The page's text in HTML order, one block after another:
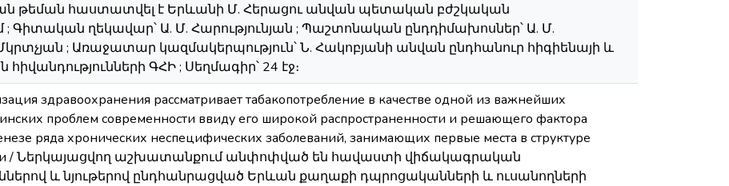
թեման հաստատվել է Երևանի Մ. Հերացու անվան պետական բժշկական
Գիտական ղեկավար՝ Ա. Մ. Հարությունյան ; Պաշտոնական ընդդիմախոսներ՝ Ա. Մ.
; Առաջատար կազմակերպություն՝ Ն. Հակոբյանի անվան ընդհանուր հիգիենայի և
ԳՀԻ ; Սեղմագիր՝ 24 էջ։
здравоохранения рассматривает табакопотребление в качестве одной из важнейших
проблем современности ввиду его широкой распространенности и решающего фактора
ряда хронических неспецифических заболеваний, занимающих первые места в структуре
/ Ներկայացվող աշխատանքում անփոփված են հավաստի վիճակագրական
և նյութերով ընդհանրացված Երևան քաղաքի դպրոցականների և ուսանողների